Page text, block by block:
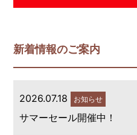
新着情報のご案内
2026.07.18 お知らせ
サマーセール開催中！